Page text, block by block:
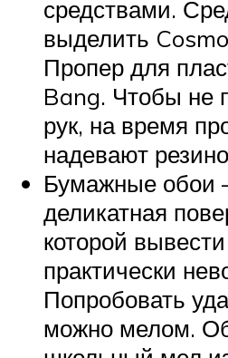
средствами.
выделить
Пропер для
Bang. Чтобы не
рук, на время
надевают
Бумажные обои
деликатная
которой
практически
Попробовать
можно мелом.